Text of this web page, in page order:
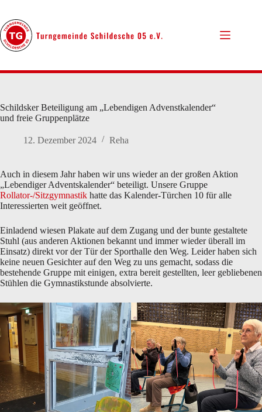
springen
Schildsker Beteiligung am „Lebendigen Advenstkalender“
und freie Gruppenplätze
12. Dezember 2024 Reha
Auch in diesem Jahr haben wir uns wieder an der großen Aktion
„Lebendiger Adventskalender“ beteiligt. Unsere Gruppe
Rollator-/Sitzgymnastik hatte das Kalender-Türchen 10 für alle
Interessierten weit geöffnet.
Einladend wiesen Plakate auf dem Zugang und der bunte gestaltete
Stuhl (aus anderen Aktionen bekannt und immer wieder überall im
Einsatz) direkt vor der Tür der Sporthalle den Weg. Leider haben sich
keine neuen Gesichter auf den Weg zu uns gemacht, sodass die
bestehende Gruppe mit einigen, extra bereit gestellten, leer gebliebenen
Stühlen die Gymnastikstunde absolvierte.